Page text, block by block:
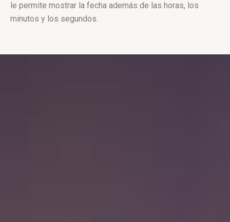
le permite mostrar la fecha además de las horas, los
minutos y los segundos.